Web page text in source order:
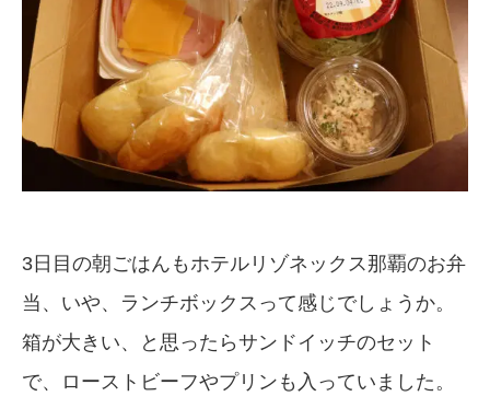
3日目の朝ごはんもホテルリゾネックス那覇のお弁
当、いや、ランチボックスって感じでしょうか。
箱が大きい、と思ったらサンドイッチのセット
で、ローストビーフやプリンも入っていました。